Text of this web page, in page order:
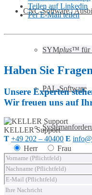
CNC-Software |
SYMplus™ für
PAL-Software
Postprozessoren
Teilen auf Linkedin
Per E-Mail teilen
Haben Sie
Unsere Experten
Wir freuen uns auf
KELLER Support
T +49 202 – 40400 E
Herr
Frau